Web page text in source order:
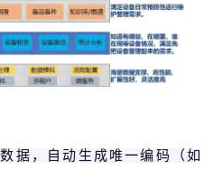
数据，自动生成唯一编码（如